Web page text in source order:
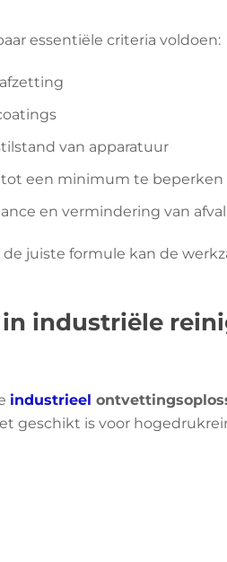
essentiële criteria voldoen:
van apparatuur
een minimum te beperken
en vermindering van afval
juiste formule kan de
in industriële
industrieel
geschikt is voor